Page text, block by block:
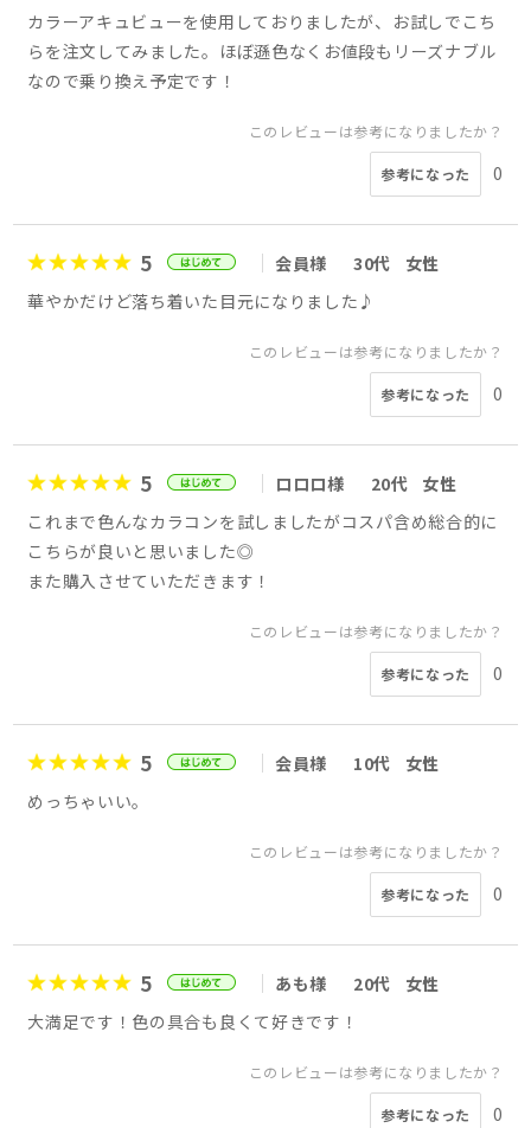
カラーアキュビューを使用しておりましたが、お試しでこち
らを注文してみました。ほぼ遜色なくお値段もリーズナブル
なので乗り換え予定です！
このレビューは参考になりましたか？
参考になった 0
5 会員様 30代
女性
華やかだけど落ち着いた目元になりました♪
このレビューは参考になりましたか？
参考になった 0
5 ロロロ様 20代
女性
これまで色んなカラコンを試しましたがコスパ含め総合的に
こちらが良いと思いました◎
また購入させていただきます！
このレビューは参考になりましたか？
参考になった 0
5 会員様 10代
女性
めっちゃいい。
このレビューは参考になりましたか？
参考になった 0
5 あも様 20代
女性
大満足です！色の具合も良くて好きです！
このレビューは参考になりましたか？
参考になった 0